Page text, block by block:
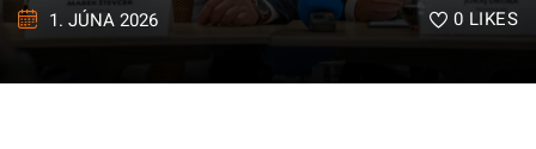
1. JÚNA 2026 0 LIKES